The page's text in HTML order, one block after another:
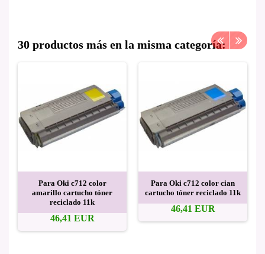
30 productos más en la misma categoría:
Para Oki c712 color
amarillo cartucho tóner
reciclado 11k
46,41 EUR
Para Oki c712 color cian
cartucho tóner reciclado 11k
46,41 EUR